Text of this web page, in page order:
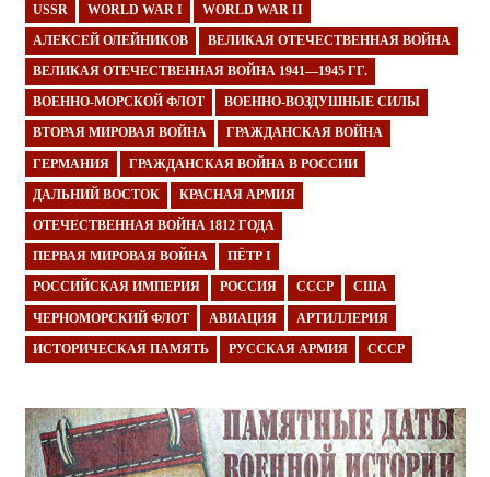
USSR WORLD WAR I WORLD WAR II
АЛЕКСЕЙ ОЛЕЙНИКОВ ВЕЛИКАЯ ОТЕЧЕСТВЕННАЯ ВОЙНА
ВЕЛИКАЯ ОТЕЧЕСТВЕННАЯ ВОЙНА 1941—1945 ГГ.
ВОЕННО-МОРСКОЙ ФЛОТ ВОЕННО-ВОЗДУШНЫЕ СИЛЫ
ВТОРАЯ МИРОВАЯ ВОЙНА ГРАЖДАНСКАЯ ВОЙНА
ГЕРМАНИЯ ГРАЖДАНСКАЯ ВОЙНА В РОССИИ
ДАЛЬНИЙ ВОСТОК КРАСНАЯ АРМИЯ
ОТЕЧЕСТВЕННАЯ ВОЙНА 1812 ГОДА
ПЕРВАЯ МИРОВАЯ ВОЙНА ПЁТР I
РОССИЙСКАЯ ИМПЕРИЯ РОССИЯ СССР США
ЧЕРНОМОРСКИЙ ФЛОТ АВИАЦИЯ АРТИЛЛЕРИЯ
ИСТОРИЧЕСКАЯ ПАМЯТЬ РУССКАЯ АРМИЯ СССР